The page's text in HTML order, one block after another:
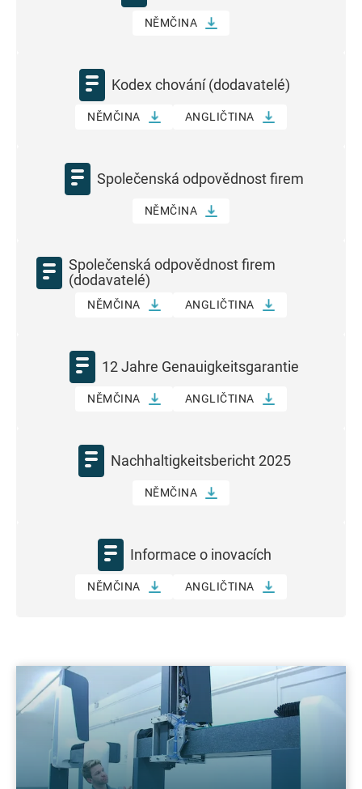
NĚMČINA
Kodex chování (dodavatelé)
NĚMČINA ANGLIČTINA
Společenská odpovědnost firem
NĚMČINA
Společenská odpovědnost firem
(dodavatelé)
NĚMČINA ANGLIČTINA
12 Jahre Genauigkeitsgarantie
NĚMČINA ANGLIČTINA
Nachhaltigkeitsbericht 2025
NĚMČINA
Informace o inovacích
NĚMČINA ANGLIČTINA